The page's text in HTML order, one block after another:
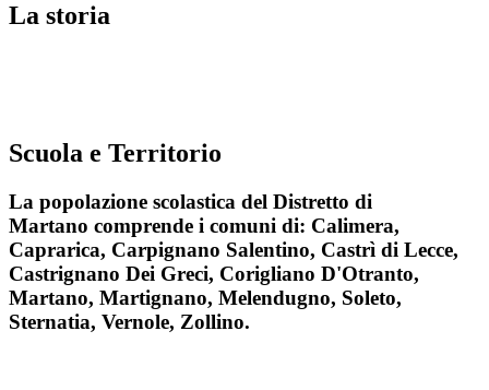
La storia
Scuola e Territorio
La popolazione scolastica del Distretto di
Martano comprende i comuni di: Calimera,
Caprarica, Carpignano Salentino, Castrì di Lecce,
Castrignano Dei Greci, Corigliano D'Otranto,
Martano, Martignano, Melendugno, Soleto,
Sternatia, Vernole, Zollino.